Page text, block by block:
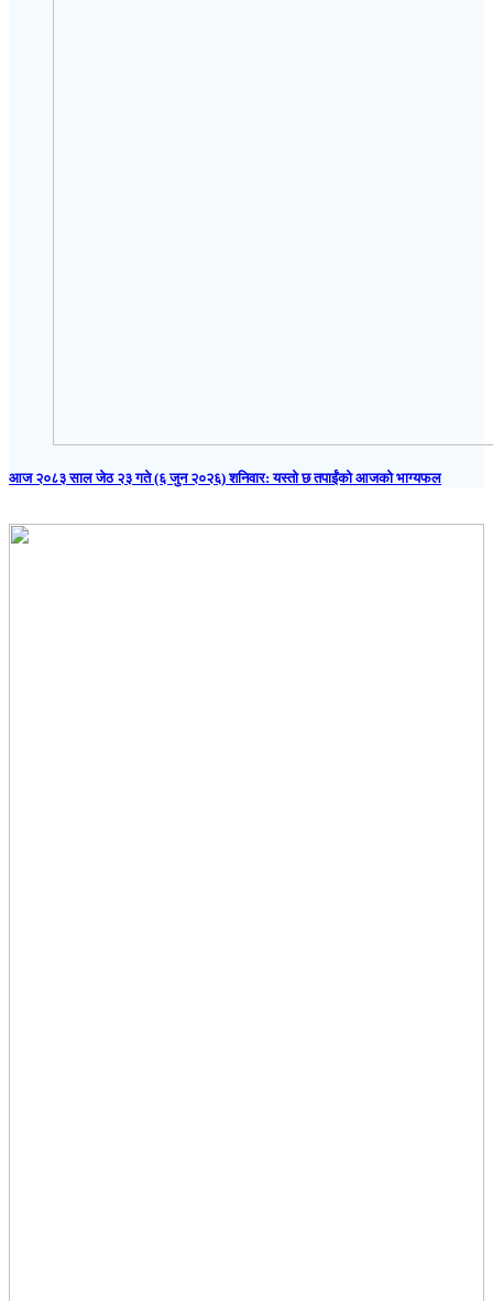
आज २०८३ साल जेठ २३ गते (६ जुन २०२६) शनिवार: यस्तो छ तपाईंको आजको भाग्यफल